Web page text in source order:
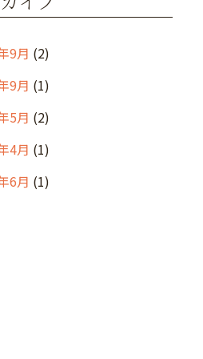
9月 (2)
9月 (1)
5月 (2)
4月 (1)
6月 (1)